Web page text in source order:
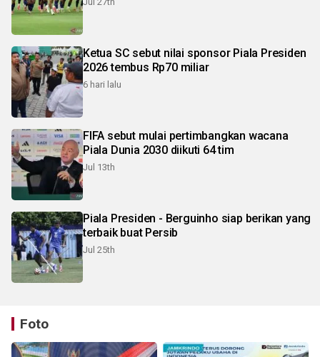
Ketua SC sebut nilai sponsor Piala Presiden
2026 tembus Rp70 miliar
6 hari lalu
FIFA sebut mulai pertimbangkan wacana
Piala Dunia 2030 diikuti 64 tim
Jul 13th
Piala Presiden - Berguinho siap berikan yang
terbaik buat Persib
Jul 25th
Foto